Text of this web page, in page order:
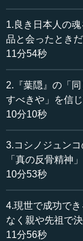
いるうちに、奈
浮かぶようにな
落ちるところま
術」を見てもら
※インタビュアー
収録日：2021年
追加日：2022年
カテゴリー：
哲学・思想
≪全文≫
●魂の燃焼に
――まさに先生、
執行 そうです
―― ものすごく
執行 けっこう苦
と勝手に自分の
1.良き日本人の
品と会ったとき
11分54秒
2.『葉隠』の「
すべきや」を信
10分10秒
3.コシノジュン
「真の反骨精神」
10分53秒
4.現世で成功で
なく親や先祖で
11分56秒